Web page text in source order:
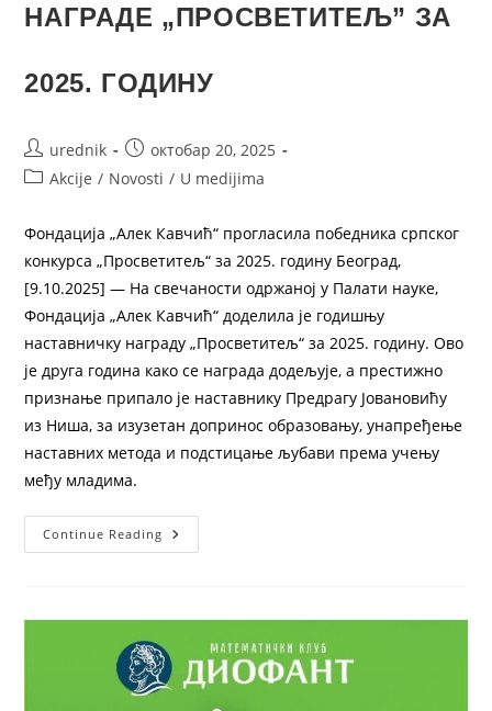
НАГРАДЕ „ПРОСВЕТИТЕЉ” ЗА
2025. ГОДИНУ
urednik
октобар 20, 2025
Akcije / Novosti / U medijima
Фондација „Алек Кавчић“ прогласила победника српског
конкурса „Просветитељ“ за 2025. годину Београд,
[9.10.2025] — На свечаности одржаној у Палати науке,
Фондација „Алек Кавчић“ доделила је годишњу
наставничку награду „Просветитељ“ за 2025. годину. Ово
је друга година како се награда додељује, а престижно
признање припало је наставнику Предрагу Јовановићу
из Ниша, за изузетан допринос образовању, унапређење
наставних метода и подстицање љубави према учењу
међу младима.
Continue Reading